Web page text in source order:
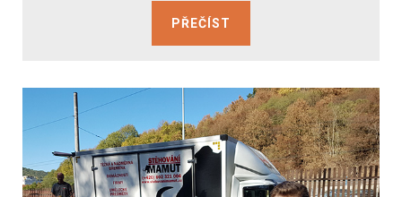
PŘEČÍST